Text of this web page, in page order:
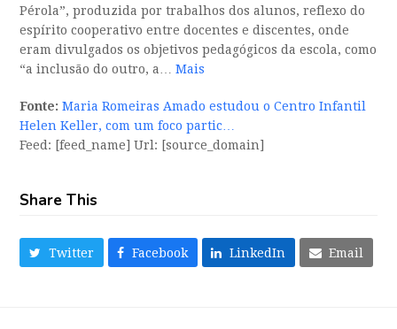
Pérola”, produzida por trabalhos dos alunos, reflexo do
espírito cooperativo entre docentes e discentes, onde
eram divulgados os objetivos pedagógicos da escola, como
“a inclusão do outro, a…Mais
Fonte: Maria Romeiras Amado estudou o Centro Infantil
Helen Keller, com um foco partic…
Feed: [feed_name] Url: [source_domain]
Share This
Twitter Facebook LinkedIn Email